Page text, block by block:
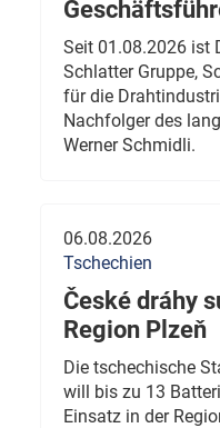
Seit 01.08.2026 ist
Schlatter Gruppe,
für die
Nachfolger des
Werner Schmidli.
06.08.2026
Tschechien
České dráhy
Region Plzeň
Die tschechische
will bis zu 13
Einsatz in der